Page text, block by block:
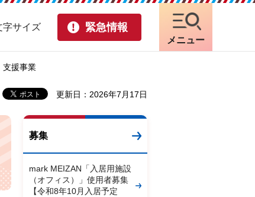
字サイズ 緊急情報
メニュー
支援事業
更新日：2026年7月17日
募集
mark MEIZAN「入居用施設
（オフィス）」使用者募集
【令和8年10月入居予定